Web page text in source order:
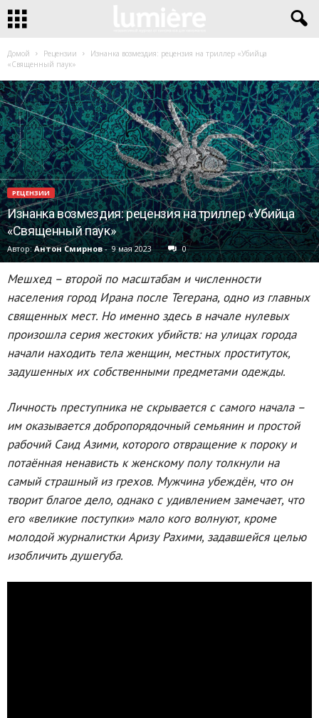
Домой Рецензии
Изнанка возмездия: рецензия на триллер «Убийца
«Священный паук»
РЕЦЕНЗИИ
Изнанка возмездия: рецензия на триллер «Убийца
«Священный паук»
Автор:Антон Смирнов- 9 мая 2023 0
Мешхед – второй по масштабам и численности
населения город Ирана после Тегерана, одно из главных
священных мест. Но именно здесь в начале нулевых
произошла серия жестоких убийств: на улицах города
начали находить тела женщин, местных проституток,
задушенных их собственными предметами одежды.
Личность преступника не скрывается с самого начала –
им оказывается добропорядочный семьянин и простой
рабочий Саид Азими, которого отвращение к пороку и
потаённая ненависть к женскому полу толкнули на
самый страшный из грехов. Мужчина убеждён, что он
творит благое дело, однако с удивлением замечает, что
его «великие поступки» мало кого волнуют, кроме
молодой журналистки Аризу Рахими, задавшейся целью
изобличить душегуба.